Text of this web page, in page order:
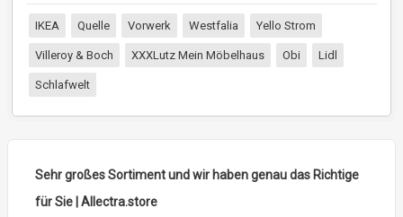
IKEA Quelle Vorwerk Westfalia Yello Strom
Villeroy & Boch XXXLutz Mein Möbelhaus Obi Lidl
Schlafwelt
Sehr großes Sortiment und wir haben genau das Richtige
für Sie | Allectra.store